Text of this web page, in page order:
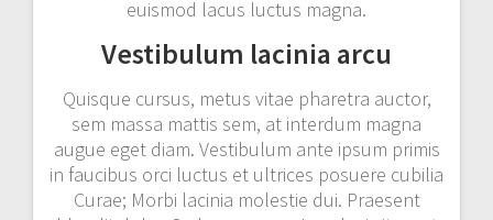
euismod lacus luctus magna.
Vestibulum lacinia arcu
Quisque cursus, metus vitae pharetra auctor,
sem massa mattis sem, at interdum magna
augue eget diam. Vestibulum ante ipsum primis
in faucibus orci luctus et ultrices posuere cubilia
Curae; Morbi lacinia molestie dui. Praesent